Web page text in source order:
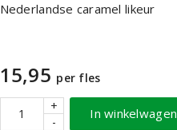
Nederlandse caramel likeur
15,95 per fles
+
-
In winkelwagen